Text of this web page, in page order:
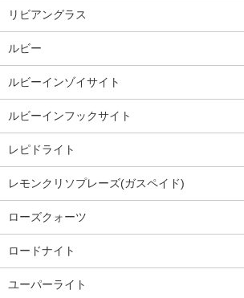
リビアングラス
ルビー
ルビーインゾイサイト
ルビーインフックサイト
レピドライト
レモンクリソプレーズ(ガスペイド)
ローズクォーツ
ロードナイト
ユーパーライト